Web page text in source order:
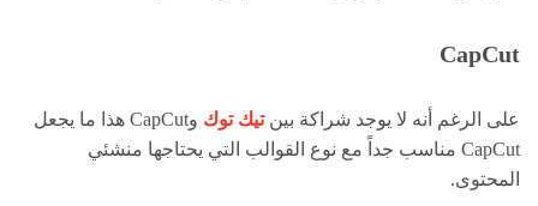
CapCut
على الرغم أنه لا يوجد شراكة بينتيك توك
وCapCut هذا ما يجعل
CapCut مناسب جداً مع نوع القوالب التي يحتاجها منشئي
المحتوى.